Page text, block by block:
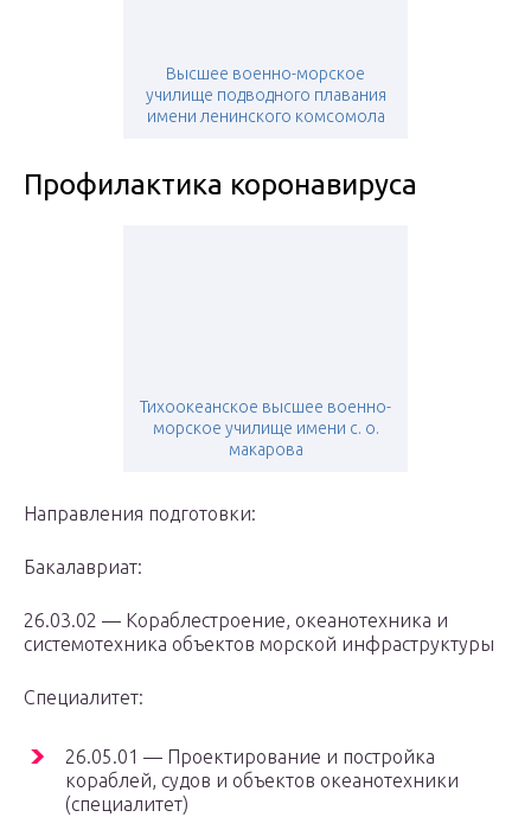
Высшее военно-морское
училище подводного плавания
имени ленинского комсомола
Профилактика коронавируса
Тихоокеанское высшее военно-
морское училище имени с. о.
макарова
Направления подготовки:
Бакалавриат:
26.03.02 — Кораблестроение, океанотехника и
системотехника объектов морской инфраструктуры
Специалитет:
26.05.01 — Проектирование и постройка
кораблей, судов и объектов океанотехники
(специалитет)